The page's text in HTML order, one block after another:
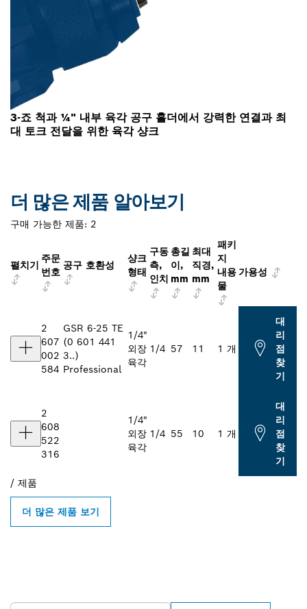
3-죠 척과 ¼" 내부 육각 공구 홀더에서 강력한 연결과 최
대 토크 전달을 위한 육각 샹크
더 많은 제품 알아보기
구매 가능한 제품: 2
펼치기
주문
번호
공구 호환성
샹크
형태
구동
측,
인치
총길
이,
mm
최대
직경,
mm
패키
지
내용
물
가용성
2
607
002
584
GSR 6-25 TE
(0 601 441
3..)
Professional
1/4"
외장
육각
1/4 57 11 1 개
대
리
점
찾
기
2
608
522
316
1/4"
외장
육각
1/4 55 10 1 개
대
리
점
찾
기
/ 제품
더 많은 제품 보기